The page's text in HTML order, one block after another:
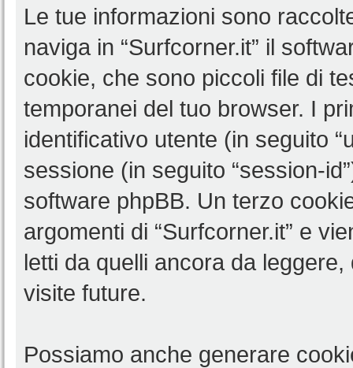
Le tue informazioni sono
naviga in “Surfcorner.it” il
cookie, che sono piccoli file di
temporanei del tuo browser. I
identificativo utente (in seguito
sessione (in seguito “session-
software phpBB. Un terzo
argomenti di “Surfcorner.it” e
letti da quelli ancora da
visite future.
Possiamo anche generare